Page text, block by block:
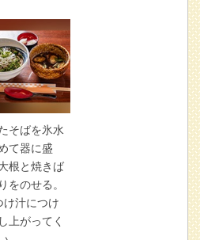
そばを氷水
て器に盛
根と焼きば
をのせる。
け汁につけ
上がってく